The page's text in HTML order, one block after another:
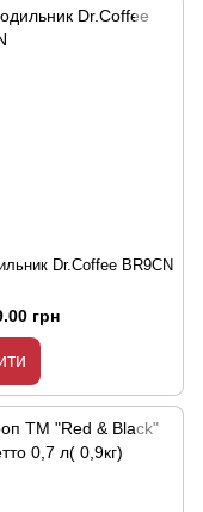
Dr.Coffee BR9CN
грн